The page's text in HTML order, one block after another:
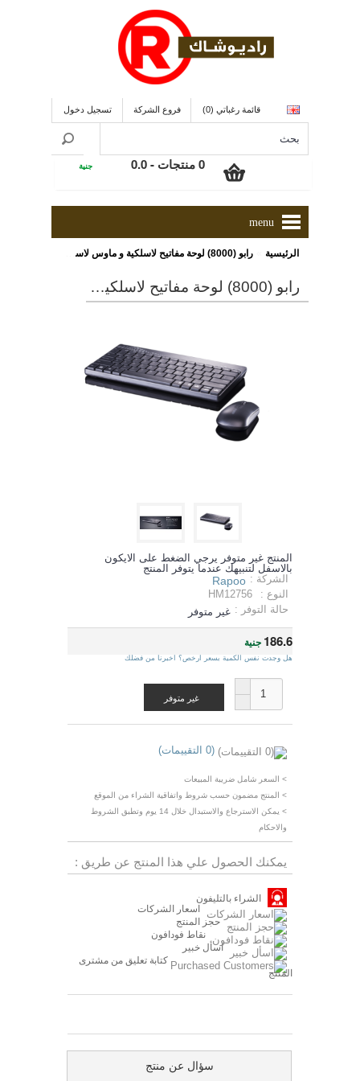
قائمة رغباتي (0) فروع الشركة تسجيل دخول
0 منتجات - 0.0 جنية
menu
الرئيسية رابو (8000) لوحة مفاتيح لاسلكية و ماوس لاسلكى
رابو (8000) لوحة مفاتيح لاسلكية و ماوس لاسلكى
المنتج غير متوفر يرجي الضغط على الايكون
بالاسفل لتنبيهك عندما يتوفر المنتج
الشركة : Rapoo
النوع :
HM12756
حالة التوفر : غير متوفر
186.6 جنية
هل وجدت نفس الكمية بسعر ارخص؟ اخبرنا من فضلك
غير متوفر
(0 التقييمات)
> السعر شامل ضريبة المبيعات
> المنتج مضمون حسب شروط واتفاقية الشراء من الموقع
> يمكن الاسترجاع والاستبدال خلال 14 يوم وتطبق الشروط
والاحكام
يمكنك الحصول علي هذا المنتج عن طريق :
الشراء بالتليفون
اسعار الشركات
حجز المنتج
نقاط فودافون
اسأل خبير
كتابة تعليق من مشترى
المنتج
سؤال عن منتج